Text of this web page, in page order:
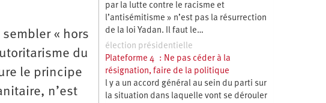
« hors
du
le principe
n’est
par la lutte contre le racisme et
l’antisémitisme » n’est pas la résurrection
de la loi Yadan. Il faut le…
élection présidentielle
Plateforme 4 : Ne pas céder à la
résignation, faire de la politique
l y a un accord général au sein du parti sur
la situation dans laquelle vont se dérouler